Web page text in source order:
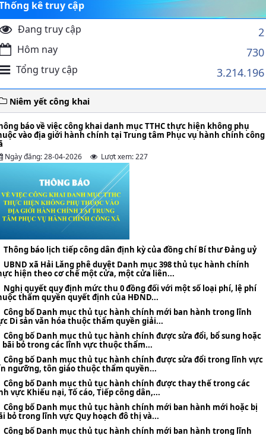
kê truy cập
Đang truy cập
2
Hôm nay 730
Tổng truy cập 3.214.196
Niêm yết công khai
báo về việc công khai danh mục TTHC thực hiện không phụ
vào địa giới hành chính tại Trung tâm Phục vụ hành chính công
Ngày đăng: 28-04-2026 Lượt xem: 227
Thông báo lịch tiếp công dân định kỳ của đồng chí Bí thư Đảng uỷ
UBND xã Hải Lăng phê duyệt Danh mục 398 thủ tục hành chính
hiện theo cơ chế một cửa, một cửa liên...
Nghị quyết quy định mức thu 0 đồng đối với một số loại phí, lệ phí
thẩm quyền quyết định của HĐND...
Công bố Danh mục thủ tục hành chính mới ban hành trong lĩnh
Di sản văn hóa thuộc thẩm quyền giải...
Công bố Danh mục thủ tục hành chính được sửa đổi, bổ sung hoặc
bãi bỏ trong các lĩnh vực thuộc thẩm...
Công bố Danh mục thủ tục hành chính được sửa đổi trong lĩnh vực
ngưỡng, tôn giáo thuộc thẩm quyền...
Công bố Danh mục thủ tục hành chính được thay thế trong các
vực Khiếu nại, Tố cáo, Tiếp công dân,...
Công bố Danh mục thủ tục hành chính mới ban hành mới hoặc bị
bỏ trong lĩnh vực Quy hoạch đô thị và...
Công bố Danh mục thủ tục hành chính mới ban hành trong lĩnh